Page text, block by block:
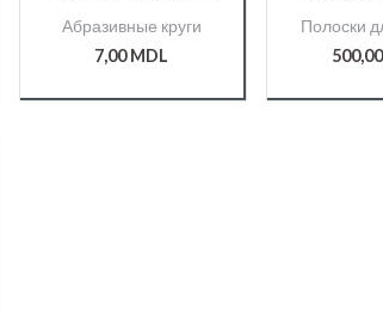
/000006601/
Абразивные круги
7,00MDL
/
Полоски
500,00